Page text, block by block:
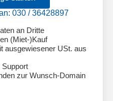
030 / 36428897
an Dritte
(Miet-)Kauf
ausgewiesener USt. aus
Support
zur Wunsch-Domain